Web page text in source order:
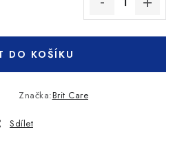
DO KOŠÍKU
Značka:Brit Care
Sdílet